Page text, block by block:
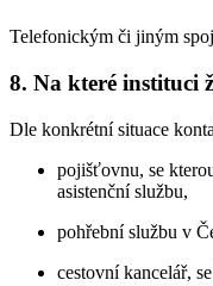
Telefonickým či jiným
8. Na které instituci
Dle konkrétní situace
pojišťovnu, se
asistenční službu,
pohřební službu v
cestovní kancelář,